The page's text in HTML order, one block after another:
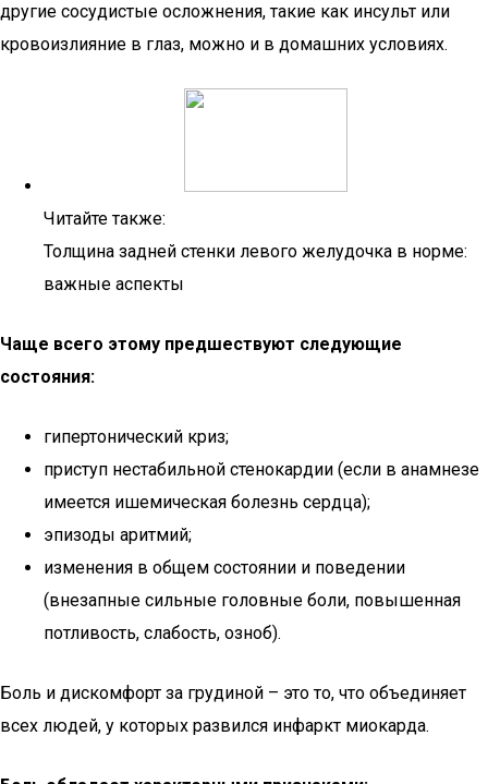
другие сосудистые осложнения, такие как инсульт или
кровоизлияние в глаз, можно и в домашних условиях.
Читайте также:
Толщина задней стенки левого желудочка в норме:
важные аспекты
Чаще всего этому предшествуют следующие
состояния:
гипертонический криз;
приступ нестабильной стенокардии (если в анамнезе
имеется ишемическая болезнь сердца);
эпизоды аритмий;
изменения в общем состоянии и поведении
(внезапные сильные головные боли, повышенная
потливость, слабость, озноб).
Боль и дискомфорт за грудиной – это то, что объединяет
всех людей, у которых развился инфаркт миокарда.